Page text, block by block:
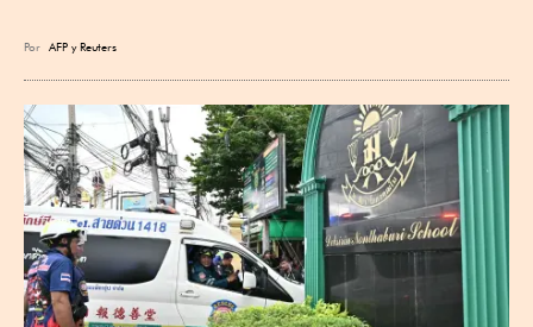
Por AFP yReuters